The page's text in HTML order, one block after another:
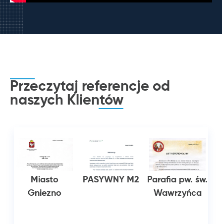
Przeczytaj referencje od
naszych Klientów
Miasto
Gniezno
PASYWNY M2
Parafia pw. św.
Wawrzyńca